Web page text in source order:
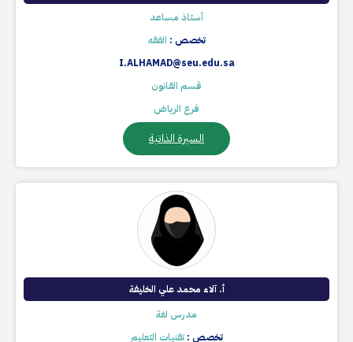
أستاذ مساعد
تخصص : الفقه
I.ALHAMAD@seu.edu.sa
قسم القانون
فرع الرياض
السيرة الذاتية
أ. آلاء محمد علي الخليفة
مدرس لغة
تخصص :تقنيات التعليم